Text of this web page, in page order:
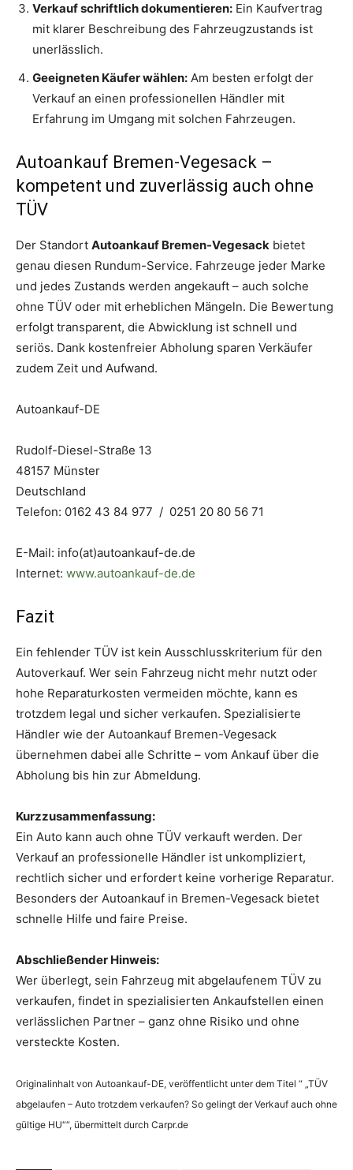
Verkauf schriftlich dokumentieren: Ein Kaufvertrag
mit klarer Beschreibung des Fahrzeugzustands ist
unerlässlich.
Geeigneten Käufer wählen: Am besten erfolgt der
Verkauf an einen professionellen Händler mit
Erfahrung im Umgang mit solchen Fahrzeugen.
Autoankauf Bremen-Vegesack –
kompetent und zuverlässig auch ohne
TÜV
Der Standort Autoankauf Bremen-Vegesack bietet
genau diesen Rundum-Service. Fahrzeuge jeder Marke
und jedes Zustands werden angekauft – auch solche
ohne TÜV oder mit erheblichen Mängeln. Die Bewertung
erfolgt transparent, die Abwicklung ist schnell und
seriös. Dank kostenfreier Abholung sparen Verkäufer
zudem Zeit und Aufwand.
Autoankauf-DE
Rudolf-Diesel-Straße 13
48157 Münster
Deutschland
Telefon: 0162 43 84 977 / 0251 20 80 56 71
E-Mail: info(at)autoankauf-de.de
Internet: www.autoankauf-de.de
Fazit
Ein fehlender TÜV ist kein Ausschlusskriterium für den
Autoverkauf. Wer sein Fahrzeug nicht mehr nutzt oder
hohe Reparaturkosten vermeiden möchte, kann es
trotzdem legal und sicher verkaufen. Spezialisierte
Händler wie der Autoankauf Bremen-Vegesack
übernehmen dabei alle Schritte – vom Ankauf über die
Abholung bis hin zur Abmeldung.
Kurzzusammenfassung:
Ein Auto kann auch ohne TÜV verkauft werden. Der
Verkauf an professionelle Händler ist unkompliziert,
rechtlich sicher und erfordert keine vorherige Reparatur.
Besonders der Autoankauf in Bremen-Vegesack bietet
schnelle Hilfe und faire Preise.
Abschließender Hinweis:
Wer überlegt, sein Fahrzeug mit abgelaufenem TÜV zu
verkaufen, findet in spezialisierten Ankaufstellen einen
verlässlichen Partner – ganz ohne Risiko und ohne
versteckte Kosten.
Originalinhalt von Autoankauf-DE, veröffentlicht unter dem Titel “ „TÜV
abgelaufen – Auto trotzdem verkaufen? So gelingt der Verkauf auch ohne
gültige HU““, übermittelt durch Carpr.de